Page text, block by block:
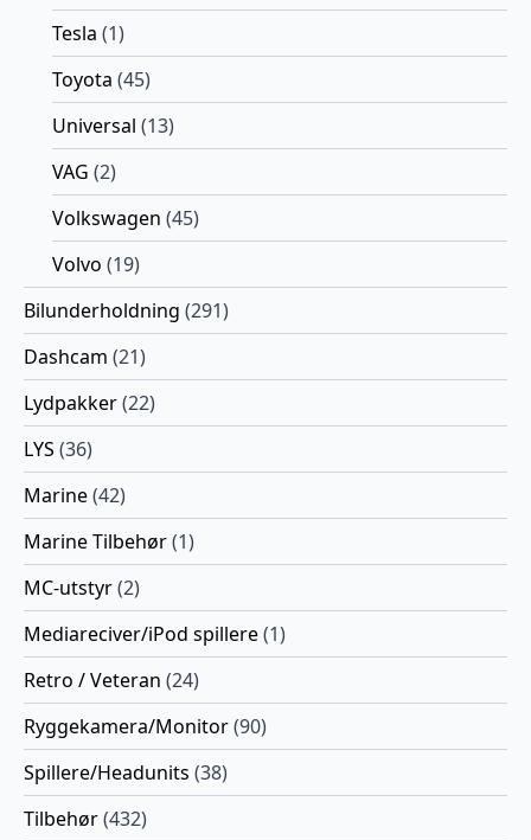
Tesla (1)
Toyota (45)
Universal (13)
VAG (2)
Volkswagen (45)
Volvo (19)
Bilunderholdning (291)
Dashcam (21)
Lydpakker(22)
LYS (36)
Marine(42)
Marine Tilbehør(1)
MC-utstyr(2)
Mediareciver/iPod spillere(1)
Retro / Veteran (24)
Ryggekamera/Monitor(90)
Spillere/Headunits (38)
Tilbehør(432)